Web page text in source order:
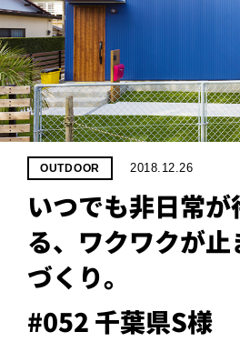
OUTDOOR 2018.12.26
いつでも非日常が
る、ワクワクが
づくり。
#052 千葉県S様